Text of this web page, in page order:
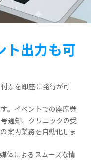
ト出力も可
票を即座に発行が可
。イベントでの座席券
通知、クリニックの受
案内業務を自動化しま
体によるスムーズな情